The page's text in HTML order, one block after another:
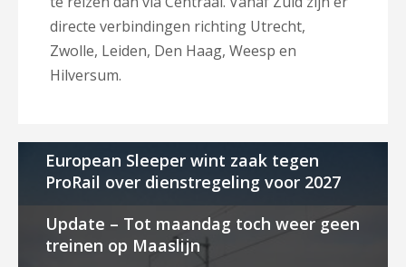
directe verbindingen richting Utrecht,
Zwolle, Leiden, Den Haag, Weesp en
Hilversum.
European Sleeper wint zaak tegen
ProRail over dienstregeling voor 2027
Update – Tot maandag toch weer geen
treinen op Maaslijn